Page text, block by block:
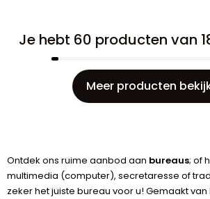
Je hebt 60 producten van
Meer producten
Ontdek ons ruime aanbod aan bureaus; of
multimedia (computer), secretaresse of
zeker het juiste bureau voor u! Gemaakt